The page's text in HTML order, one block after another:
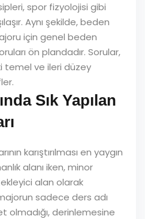
spor fizyolojisi gibi
Aynı şekilde, beden
için genel beden
ön plandadır. Sorular,
temel ve ileri düzey
Sık Yapılan
karıştırılması en yaygın
alanı iken, minor
alan olarak
sadece ders adı
derinlemesine